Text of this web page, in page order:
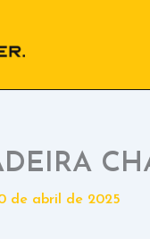
de abril de 2025